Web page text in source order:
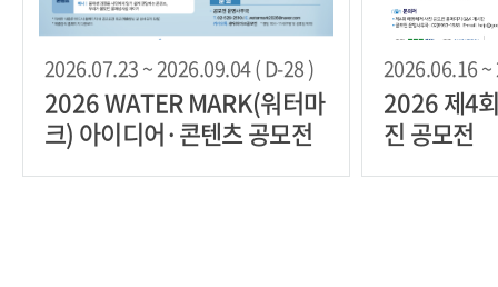
2026.07.23 ~ 2026.09.04 ( D-28 )
2026 WATER MARK(워터마
크) 아이디어·콘텐츠 공모전
2026.06.16 ~
2026 제4
진 공모전